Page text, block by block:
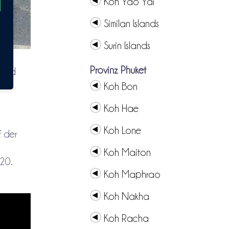
der
Similan Islands
Surin Islands
Provinz Phuket
Koh Bon
Koh Hae
Koh Lone
Koh Maiton
Koh Maphrao
Koh Nakha
Koh Racha